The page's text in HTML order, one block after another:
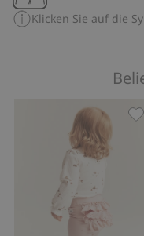
Klicken Sie auf die